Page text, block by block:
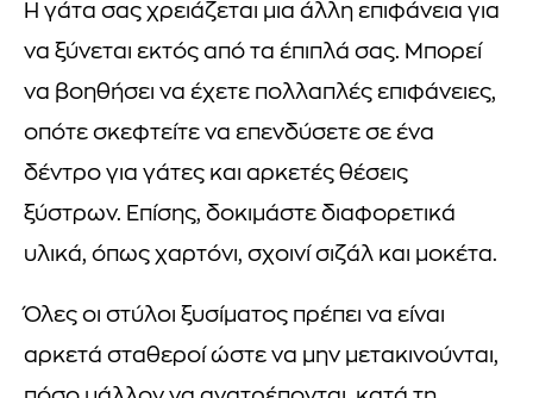
Η γάτα σας χρειάζεται μια άλλη επιφάνεια για
να ξύνεται εκτός από τα έπιπλά σας. Μπορεί
να βοηθήσει να έχετε πολλαπλές επιφάνειες,
οπότε σκεφτείτε να επενδύσετε σε ένα
δέντρο για γάτες και αρκετές θέσεις
ξύστρων. Επίσης, δοκιμάστε διαφορετικά
υλικά, όπως χαρτόνι, σχοινί σιζάλ και μοκέτα.
Όλες οι στύλοι ξυσίματος πρέπει να είναι
αρκετά σταθεροί ώστε να μην μετακινούνται,